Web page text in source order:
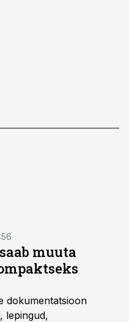
muuta
dokumentatsioon
lepingud,